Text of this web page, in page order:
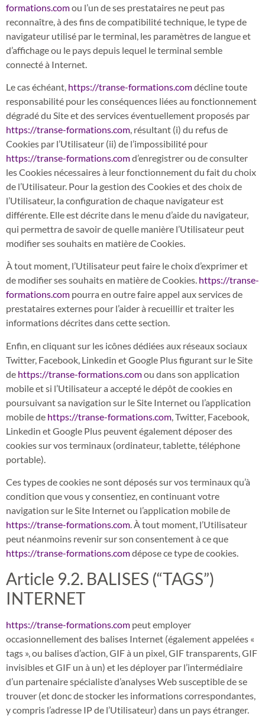
formations.comou l’un de ses prestataires ne peut pas
reconnaître, à des fins de compatibilité technique, le type de
navigateur utilisé par le terminal, les paramètres de langue et
d’affichage ou le pays depuis lequel le terminal semble
connecté à Internet.
Le cas échéant, https://transe-formations.comdécline toute
responsabilité pour les conséquences liées au fonctionnement
dégradé du Site et des services éventuellement proposés par
https://transe-formations.com, résultant (i) du refus de
Cookies par l’Utilisateur (ii) de l’impossibilité pour
https://transe-formations.comd’enregistrer ou de consulter
les Cookies nécessaires à leur fonctionnement du fait du choix
de l’Utilisateur. Pour la gestion des Cookies et des choix de
l’Utilisateur, la configuration de chaque navigateur est
différente. Elle est décrite dans le menu d’aide du navigateur,
qui permettra de savoir de quelle manière l’Utilisateur peut
modifier ses souhaits en matière de Cookies.
À tout moment, l’Utilisateur peut faire le choix d’exprimer et
de modifier ses souhaits en matière de Cookies. https://transe-
formations.com pourra en outre faire appel aux services de
prestataires externes pour l’aider à recueillir et traiter les
informations décrites dans cette section.
Enfin, en cliquant sur les icônes dédiées aux réseaux sociaux
Twitter, Facebook, Linkedin et Google Plus figurant sur le Site
de https://transe-formations.comou dans son application
mobile et si l’Utilisateur a accepté le dépôt de cookies en
poursuivant sa navigation sur le Site Internet ou l’application
mobile de https://transe-formations.com, Twitter, Facebook,
Linkedin et Google Plus peuvent également déposer des
cookies sur vos terminaux (ordinateur, tablette, téléphone
portable).
Ces types de cookies ne sont déposés sur vos terminaux qu’à
condition que vous y consentiez, en continuant votre
navigation sur le Site Internet ou l’application mobile de
https://transe-formations.com. À tout moment, l’Utilisateur
peut néanmoins revenir sur son consentement à ce que
https://transe-formations.comdépose ce type de cookies.
Article 9.2. BALISES (“TAGS”)
INTERNET
https://transe-formations.com peut employer
occasionnellement des balises Internet (également appelées «
tags », ou balises d’action, GIF à un pixel, GIF transparents, GIF
invisibles et GIF un à un) et les déployer par l’intermédiaire
d’un partenaire spécialiste d’analyses Web susceptible de se
trouver (et donc de stocker les informations correspondantes,
y compris l’adresse IP de l’Utilisateur) dans un pays étranger.